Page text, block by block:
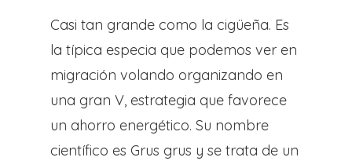
Casi tan grande como la cigüeña. Es
la típica especia que podemos ver en
migración volando organizando en
una gran V, estrategia que favorece
un ahorro energético. Su nombre
científico es Grus grus y se trata de un
Ivars D’Urgell
Vallverd
CAT